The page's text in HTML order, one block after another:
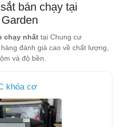
bán chạy tại
chạy nhất tại Chung cư
đánh giá cao về chất lượng,
và độ bền.
khóa cơ